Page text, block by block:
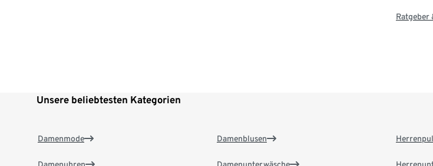
Ratgeber
Unsere beliebtesten Kategorien
Damenmode Damenblusen